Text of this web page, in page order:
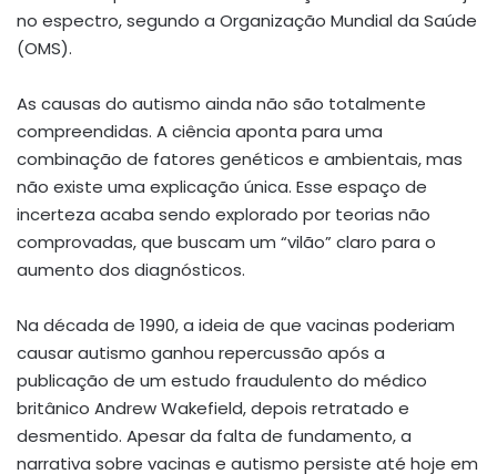
no espectro, segundo a Organização Mundial da Saúde
(OMS).
As causas do autismo ainda não são totalmente
compreendidas. A ciência aponta para uma
combinação de fatores genéticos e ambientais, mas
não existe uma explicação única. Esse espaço de
incerteza acaba sendo explorado por teorias não
comprovadas, que buscam um “vilão” claro para o
aumento dos diagnósticos.
Na década de 1990, a ideia de que vacinas poderiam
causar autismo ganhou repercussão após a
publicação de um estudo fraudulento do médico
britânico Andrew Wakefield, depois retratado e
desmentido. Apesar da falta de fundamento, a
narrativa sobre vacinas e autismo persiste até hoje em